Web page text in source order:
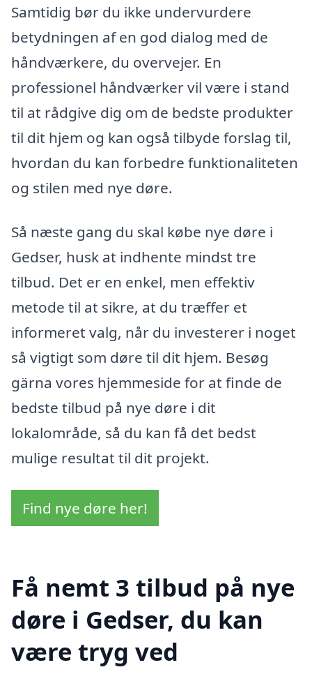
Samtidig bør du ikke undervurdere
betydningen af en god dialog med de
håndværkere, du overvejer. En
professionel håndværker vil være i stand
til at rådgive dig om de bedste produkter
til dit hjem og kan også tilbyde forslag til,
hvordan du kan forbedre funktionaliteten
og stilen med nye døre.
Så næste gang du skal købe nye døre i
Gedser, husk at indhente mindst tre
tilbud. Det er en enkel, men effektiv
metode til at sikre, at du træffer et
informeret valg, når du investerer i noget
så vigtigt som døre til dit hjem. Besøg
gärna vores hjemmeside for at finde de
bedste tilbud på nye døre i dit
lokalområde, så du kan få det bedst
mulige resultat til dit projekt.
Find nye døre her!
Få nemt 3 tilbud på nye
døre i Gedser, du kan
være tryg ved